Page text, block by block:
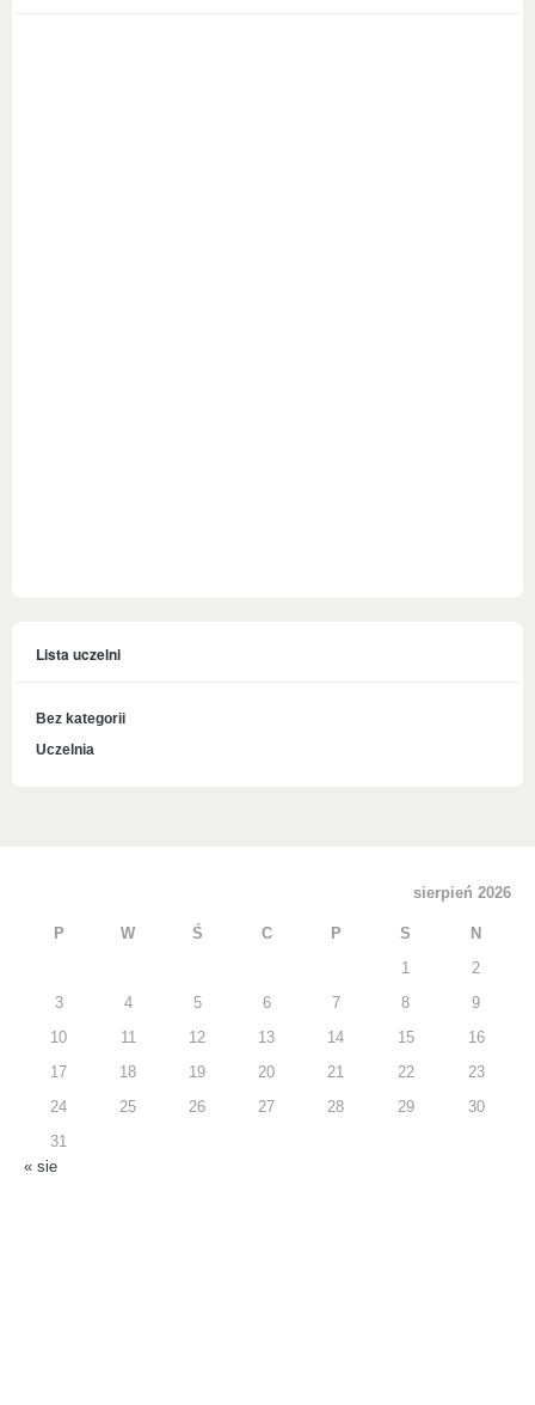
Lista uczelni
Bez kategorii
Uczelnia
sierpień 2026
P W Ś C P S N
1 2
3 4 5 6 7 8 9
10 11 12 13 14 15 16
17 18 19 20 21 22 23
24 25 26 27 28 29 30
31
« sie